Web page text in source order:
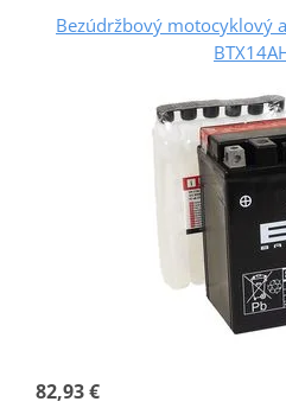
Bezúdržbový motocyklový
82,93 €